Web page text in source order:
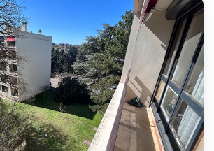
Les Agences
Actualités
Contact
NOUS REJOINDRE